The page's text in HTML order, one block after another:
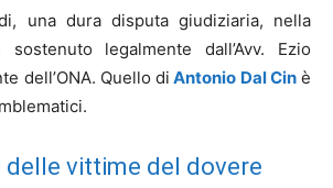
una dura disputa giudiziaria, nella
legalmente dall’Avv. Ezio
dell’ONA. Quello di Antonio Dal Cin è
vittime del dovere